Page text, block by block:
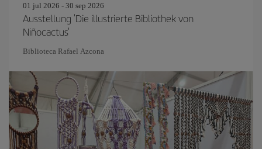
01 jul 2026 - 30 sep 2026
Ausstellung 'Die illustrierte Bibliothek von
Niñocactus'
Biblioteca Rafael Azcona